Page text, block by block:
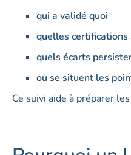
qui a validé quoi
quelles certifications
quels écarts
où se situent les
Ce suivi aide à préparer